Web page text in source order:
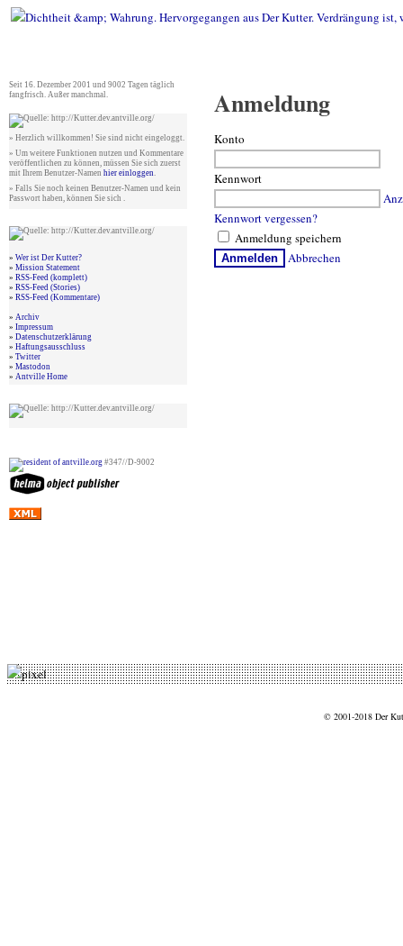
Seit 16. Dezember 2001 und 9002 Tagen täglich
fangfrisch. Außer manchmal.
» Herzlich willkommen! Sie sind nicht eingeloggt.
» Um weitere Funktionen nutzen und Kommentare
veröffentlichen zu können, müssen Sie sich zuerst
mit Ihrem Benutzer-Namen hier einloggen.
» Falls Sie noch keinen Benutzer-Namen und kein
Passwort haben, können Sie sich .
» Wer ist Der Kutter?
» Mission Statement
» RSS-Feed (komplett)
» RSS-Feed (Stories)
» RSS-Feed (Kommentare)
» Archiv
» Impressum
» Datenschutzerklärung
» Haftungsausschluss
» Twitter
» Mastodon
» Antville Home
#347//D-9002
Anmeldung
Konto
Kennwort
Kennwort vergessen?
Anmeldung speichern
Anmelden Abbrechen
© 2001-2018 Der